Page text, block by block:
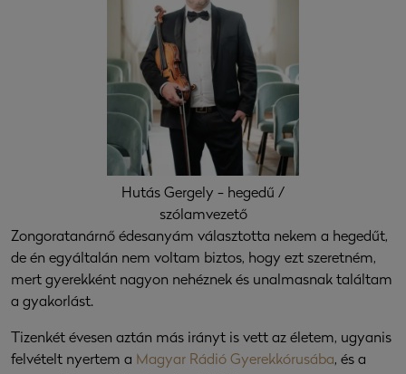
Hutás Gergely - hegedű /
szólamvezető
Zongoratanárnő édesanyám választotta nekem a hegedűt,
de én egyáltalán nem voltam biztos, hogy ezt szeretném,
mert gyerekként nagyon nehéznek és unalmasnak találtam
a gyakorlást.
Tizenkét évesen aztán más irányt is vett az életem, ugyanis
felvételt nyertem a Magyar Rádió Gyerekkórusába, és a